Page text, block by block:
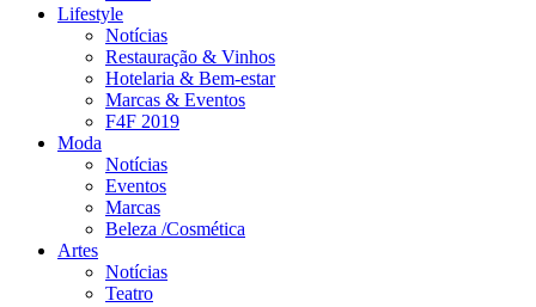
Lifestyle
Notícias
Restauração & Vinhos
Hotelaria & Bem-estar
Marcas & Eventos
F4F 2019
Moda
Notícias
Eventos
Marcas
Beleza /Cosmética
Artes
Notícias
Teatro